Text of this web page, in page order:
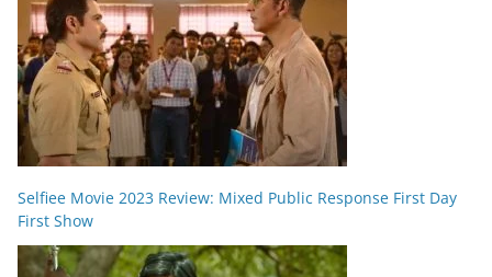
Selfiee Movie 2023 Review: Mixed Public Response First Day
First Show